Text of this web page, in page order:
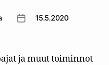
Julkaisupäivämäärä
15.5.2020
ja muut toiminnot